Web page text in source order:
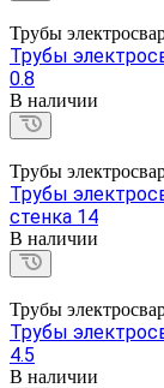
Трубы
Трубы
0.8
В наличии
Трубы
Трубы
стенка 14
В наличии
Трубы
Трубы
4.5
В наличии